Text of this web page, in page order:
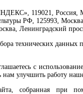
119021, Россия,
РФ, 125993,
Ленинградский
технических данных
с
улучшить работу
собранная при